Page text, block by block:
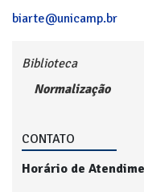
biarte@unicamp.br
Biblioteca
Normalização
CONTATO
Horário de